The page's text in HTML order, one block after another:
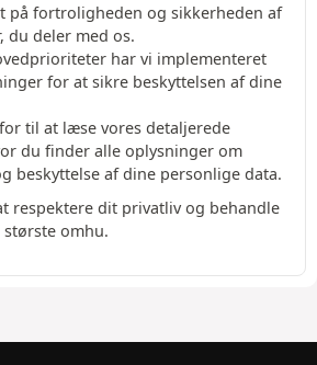
fortroligheden og sikkerheden af
du deler med os.
har vi implementeret
for at sikre beskyttelsen af dine
til at læse vores detaljerede
du finder alle oplysninger om
beskyttelse af dine personlige data.
respektere dit privatliv og behandle
omhu.